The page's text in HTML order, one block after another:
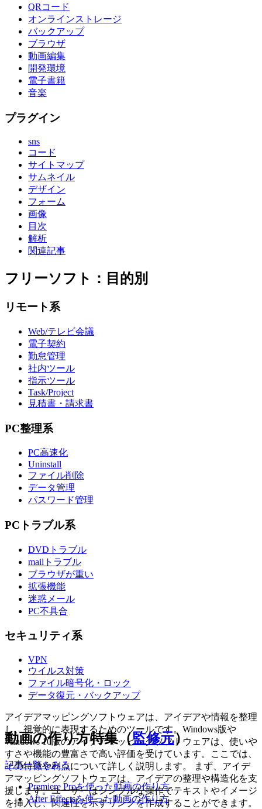
QRコード
オンラインストレージ
バックアップ
ブラウザ
動画編集
開発環境
電子書籍
音楽
プラグイン
sns
コード
サイトマップ
サムネイル
デザイン
フォーム
画像
目次
解析
関連記事
フリーソフト：目的別
リモート系
Web/テレビ会議
電子契約
勤怠管理
社内ツール
指示ツール
Task/Project
見積書・請求書
PC整理系
PC高速化
Uninstall
ファイル削除
データ管理
パスワード管理
PCトラブル系
DVDトラブル
mailトラブル
ブラウザが重い
拡張機能
迷惑メール
PC不具合
セキュリティ系
VPN
ウイルス対策
ファイル暗号化・ロック
データ復元・バックアップ
アイデアマッピングソフトウェアは、アイデアや情報を整理
し、視覚的に表現するためのツールです。Windows版や
Windows 10版のアイデアマッピングソフトウェアは、使いや
すさや機能の豊富さで高い評価を受けています。ここでは、
その特徴や利点について詳しく説明します。 まず、アイデ
アマッピングソフトウェアは、アイデアの整理や構造化を支
援します。ユーザーはシンプルな操作でテキストやイメージ
を挿入し、関連性を示すリンクを作成することができます。
動画の作り方特集（監修元）
記事一覧をみる
Premiere Proを使った動画の作り方
After Effectsを使った動画の作り方